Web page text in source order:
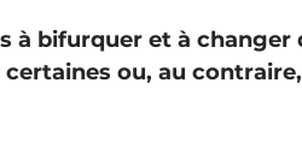
à bifurquer et à changer
ou, au